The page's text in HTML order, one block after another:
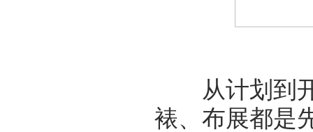
从计划到开
裱、布展都是